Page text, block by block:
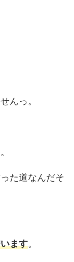
んっ。
た道なんだそ
ます。